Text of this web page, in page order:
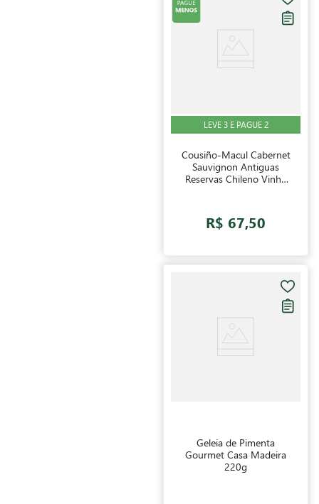
LEVE 3 E PAGUE 2
Cousiño-Macul Cabernet
Sauvignon Antiguas
Reservas Chileno Vinho
R$ 67,50
Geleia de Pimenta
Gourmet Casa Madeira
220g